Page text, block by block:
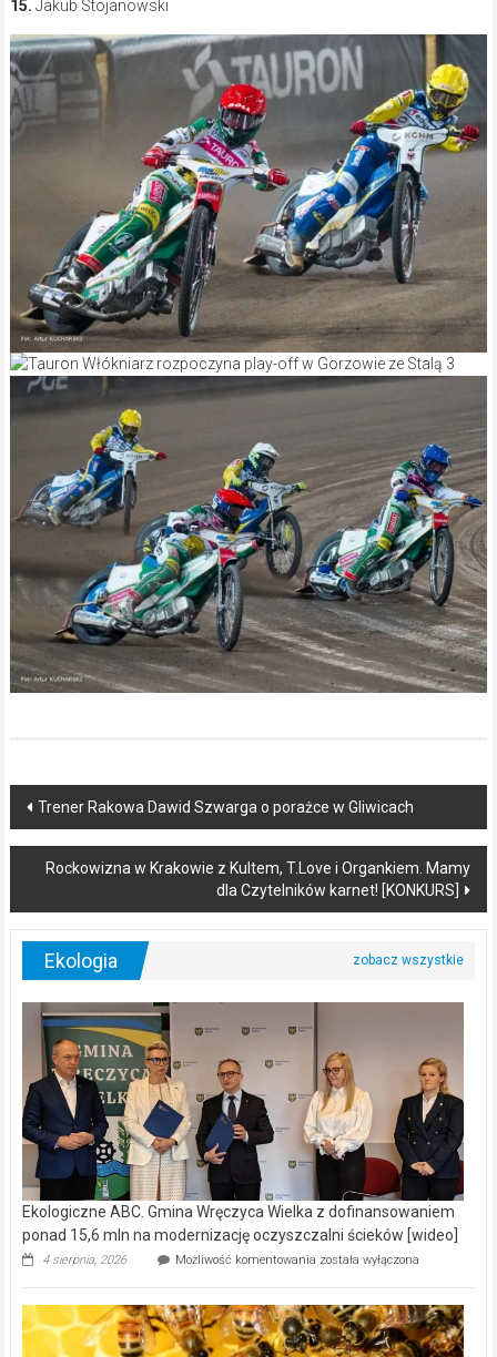
15. Jakub Stojanowski
Post
navigation
Trener Rakowa Dawid Szwarga o porażce w Gliwicach
Rockowizna w Krakowie z Kultem, T.Love i Organkiem. Mamy
dla Czytelników karnet! [KONKURS]
Ekologia
Ekologiczne ABC. Gmina Wręczyca Wielka z dofinansowaniem
ponad 15,6 mln na modernizację oczyszczalni ścieków [wideo]
4 sierpnia, 2026 Możliwość komentowania Ekologiczne
Wręczyca
Wielka
z
została wyłączona